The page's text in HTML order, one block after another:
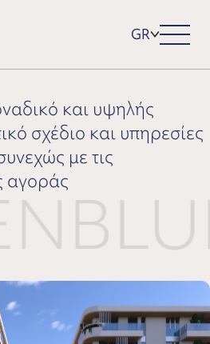
GR
και υψηλής
σχέδιο και υπηρεσίες
με τις
αγοράς